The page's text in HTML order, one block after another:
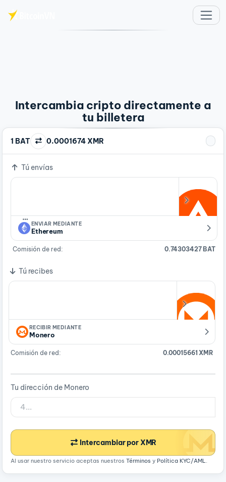
Intercambia cripto directamente a
tu billetera
1 BAT 0.0001674 XMR
Tú envías
…
ENVIAR MEDIANTE
Ethereum
Comisión de red: 0.74303427 BAT
Tú recibes
RECIBIR MEDIANTE
Monero
Comisión de red: 0.00015661 XMR
Tu dirección de Monero
Intercambiar por XMR
Al usar nuestro servicio aceptas nuestros Términos y Política KYC/AML.